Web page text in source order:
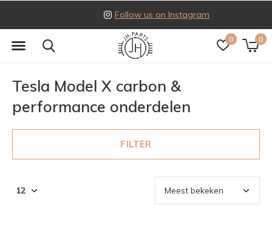
0 0
Follow us on Instagram
Tesla Model X carbon &
performance onderdelen
FILTER